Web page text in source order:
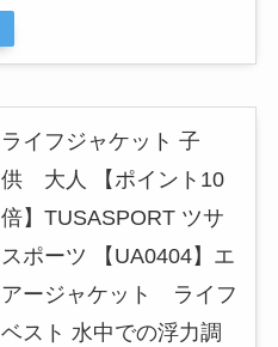
ライフジャケット 子
供 大人 【ポイント10
倍】TUSASPORT ツサ
スポーツ 【UA0404】エ
アージャケット ライフ
ベスト 水中での浮力調